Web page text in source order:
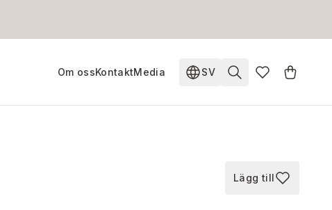
Om ossKontaktMedia SV
Ändra språk. Nuvarande
Lägg till i
Lägg till